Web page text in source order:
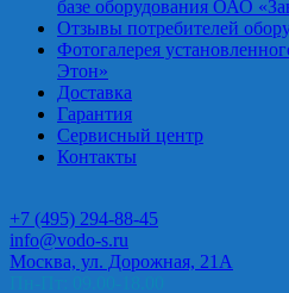
базе оборудования ОАО
Отзывы потребителей
Фотогалерея
Этон»
Доставка
Гарантия
Сервисный центр
Контакты
+7 (495) 294-88-45
info@vodo-s.ru
Москва, ул. Дорожная, 21А